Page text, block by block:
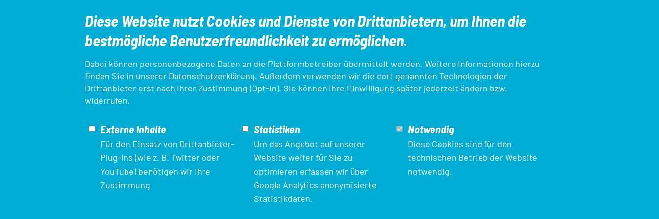
Diese Website nutzt Cookies und Dienste von Drittanbietern, um Ihnen die
bestmögliche Benutzerfreundlichkeit zu ermöglichen.
Dabei können personenbezogene Daten an die Plattformbetreiber übermittelt werden. Weitere Informationen hierzu
finden Sie in unserer Datenschutzerklärung. Außerdem verwenden wir die dort genannten Technologien der
Drittanbieter erst nach Ihrer Zustimmung (Opt-In). Sie können Ihre Einwilligung später jederzeit ändern bzw.
widerrufen.
Externe Inhalte
Für den Einsatz von Drittanbieter-
Plug-Ins (wie z. B. Twitter oder
YouTube) benötigen wir Ihre
Zustimmung
Statistiken
Um das Angebot auf unserer
Website weiter für Sie zu
optimieren erfassen wir über
Google Analytics anonymisierte
Statistikdaten.
Notwendig
Diese Cookies sind für den
technischen Betrieb der Website
notwendig.
Ansprechpartner*innen Aus- und Fortbildungen DTU-Startpass/App Kampfrichter*innen
Login Startpassdatenbank Triathlon Einstieg
Sozialfonds / REACT-EU als Teil der Reaktion der Union auf die COVID-19-Pandemie.